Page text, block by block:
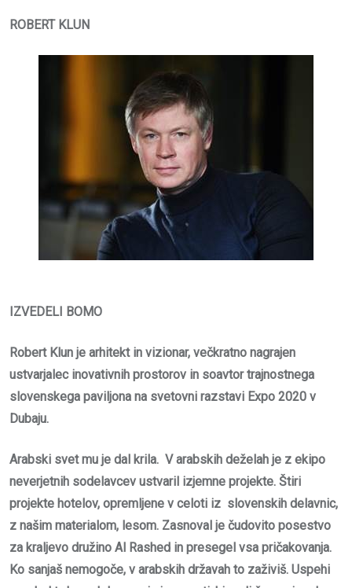
ROBERT KLUN
IZVEDELI BOMO
Robert Klun je arhitekt in vizionar, večkratno nagrajen
ustvarjalec inovativnih prostorov in soavtor trajnostnega
slovenskega paviljona na svetovni razstavi Expo 2020 v
Dubaju.
Arabski svet mu je dal krila. V arabskih deželah je z ekipo
neverjetnih sodelavcev ustvaril izjemne projekte. Štiri
projekte hotelov, opremljene v celoti iz slovenskih delavnic,
z našim materialom, lesom. Zasnoval je čudovito posestvo
za kraljevo družino Al Rashed in presegel vsa pričakovanja.
Ko sanjaš nemogoče, v arabskih državah to zaživiš. Uspehi